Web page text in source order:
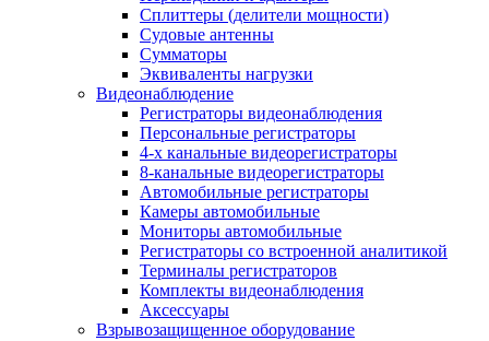
Сплиттеры (делители мощности)
Судовые антенны
Сумматоры
Эквиваленты нагрузки
Видеонаблюдение
Регистраторы видеонаблюдения
Персональные регистраторы
4-х канальные видеорегистраторы
8-канальные видеорегистраторы
Автомобильные регистраторы
Камеры автомобильные
Мониторы автомобильные
Регистраторы со встроенной аналитикой
Терминалы регистраторов
Комплекты видеонаблюдения
Аксессуары
Взрывозащищенное оборудование